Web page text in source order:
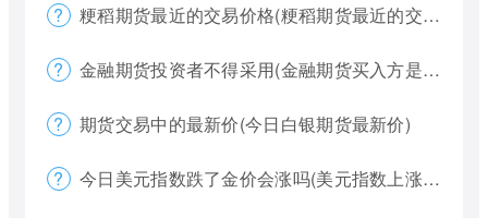
粳稻期货最近的交易价格(粳稻期货最近的交易价格是什么)
金融期货投资者不得采用(金融期货买入方是否有履约权利)
期货交易中的最新价(今日白银期货最新价)
今日美元指数跌了金价会涨吗(美元指数上涨金价下跌)